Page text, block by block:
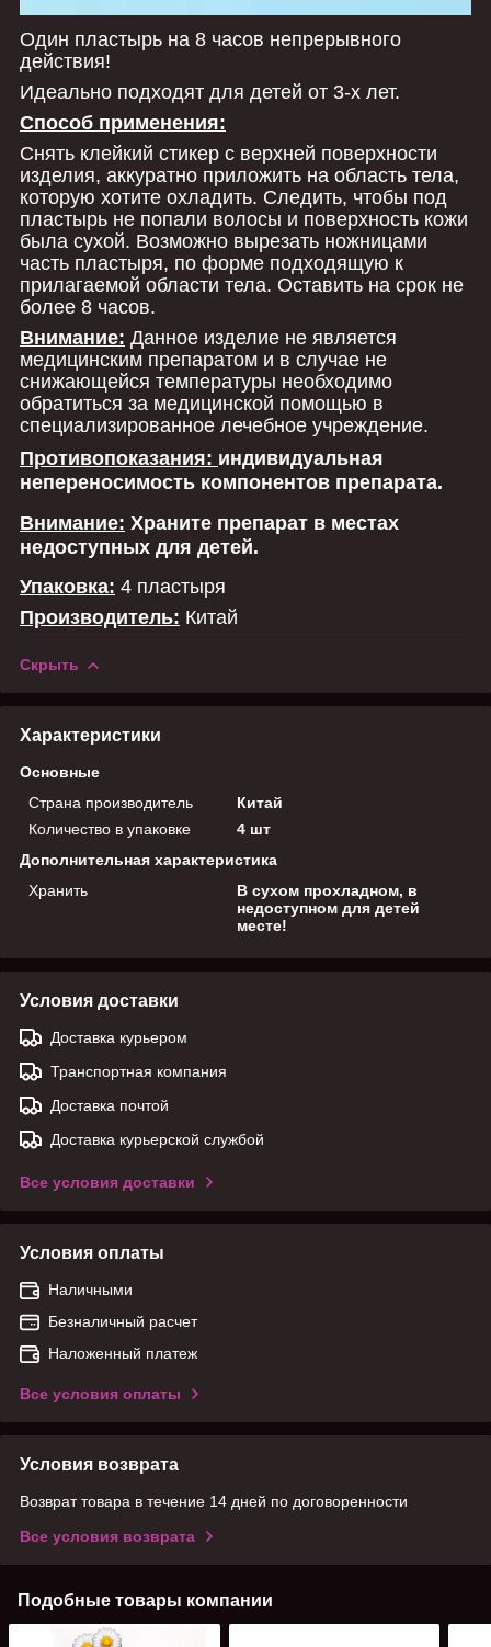
Один пластырь на 8 часов непрерывного
действия!
Идеально подходят для детей от 3-х лет.
Способ применения:
Снять клейкий стикер с верхней поверхности
изделия, аккуратно приложить на область тела,
которую хотите охладить. Следить, чтобы под
пластырь не попали волосы и поверхность кожи
была сухой. Возможно вырезать ножницами
часть пластыря, по форме подходящую к
прилагаемой области тела. Оставить на срок не
более 8 часов.
Внимание: Данное изделие не является
медицинским препаратом и в случае не
снижающейся температуры необходимо
обратиться за медицинской помощью в
специализированное лечебное учреждение.
Противопоказания: индивидуальная
непереносимость компонентов препарата.
Внимание: Храните препарат в местах
недоступных для детей.
Упаковка: 4 пластыря
Производитель: Китай
Скрыть
Характеристики
Основные
Страна производитель
Китай
Количество в упаковке
4 шт
Дополнительная характеристика
Хранить
В сухом прохладном, в
недоступном для детей
месте!
Условия доставки
Доставка курьером
Транспортная компания
Доставка почтой
Доставка курьерской службой
Все условия доставки
Условия оплаты
Наличными
Безналичный расчет
Наложенный платеж
Все условия оплаты
Условия возврата
Возврат товара в течение 14 дней по договоренности
Все условия возврата
Подобные товары компании